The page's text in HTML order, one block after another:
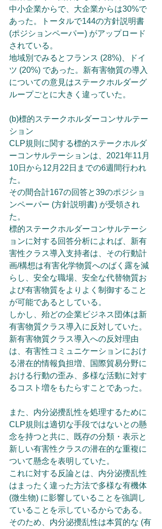
中小企業からで、大企業からは30%で
あった。トータルで144の方針説明書
(ポジションペーパー) がアップロード
されている。
地域別でみるとフランス (28%)、ドイ
ツ (20%) であった。新有害物質の導入
についての意見はステークホルダーグ
ループごとに大きく違っていた。
(b)標的ステークホルダーコンサルテー
ション
CLP規則に関する標的ステークホルダ
ーコンサルテーションは、2021年11月
10日から12月22日までの6週間行われ
た。
その間合計167の回答と39のポジショ
ンペーパー (方針説明書) が受領され
た。
標的ステークホルダーコンサルテーシ
ョンに対する回答分析によれば、新有
害性クラス導入支持者は、その行動計
画/構想は有害化学物質へのばく露を減
らし、安全な職場、安全な代替物質お
よび有害物質をよりよく制御すること
が可能であるとしている。
しかし、殆どの企業ビジネス団体は新
有害物質クラス導入に反対していた。
新有害物質クラス導入への反対理由
は、有害性コミュニケーションにおけ
る潜在的情報負担増、国際貿易分野に
おける行動の歪み、多様な活動に対す
るコスト増をもたらすことであった。
また、内分泌攪乱性を処理するために
CLP規則は適切な手段ではないとの懸
念を持つと共に、既存の分類・表示と
新しい有害性クラスの潜在的な重複に
ついて懸念を表明していた。
これに対する反論とは、内分泌攪乱性
はまったく違った方法で多様な有機体
(微生物) に影響していることを強調し
ていることを示しているからである。
そのため、内分泌攪乱性は本質的な (有